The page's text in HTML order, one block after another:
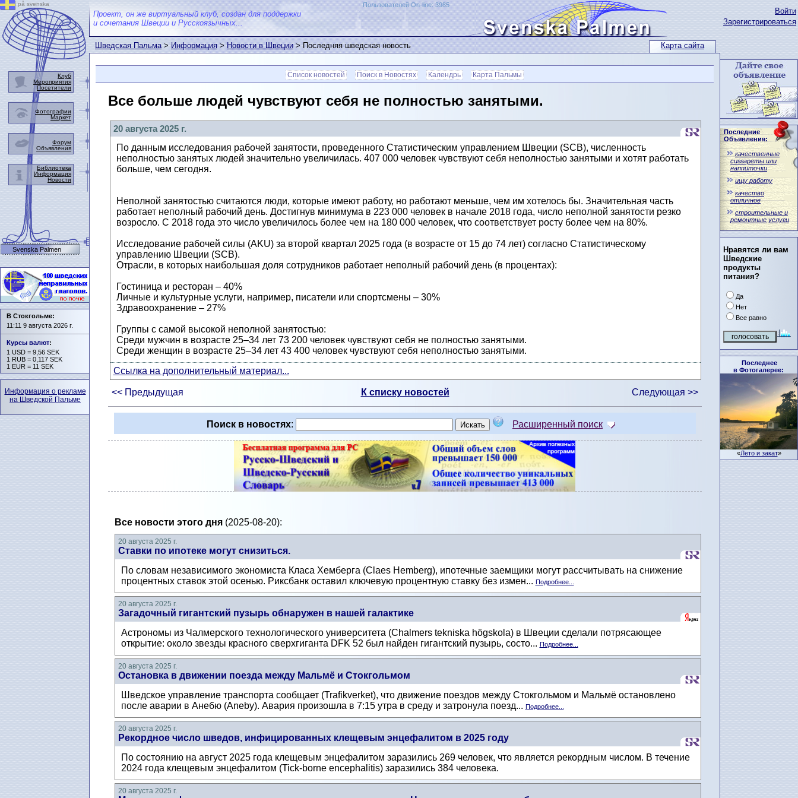
Карта сайта
Войти
Зарегистрироваться
Последние
Объявления:
качественные
сиггареты или
наппиточки
ищу работу
качество
отличное
строительные и
ремонтные услуги
Нравятся ли вам
Шведские
продукты
питания?
Да
Нет
Все равно
Последнее
в Фотогалерее:
«Лето и закат»
Проект, он же виртуальный клуб, создан для поддержки
и сочетания Швеции и Русскоязычных...
Пользователей On-line: 3985
Шведская Пальма>Информация>Новости в Швеции> Последняя шведская новость
Список новостей Поиск в Новостях Календрь Карта Пальмы
Все больше людей чувствуют себя не полностью занятыми.
20 августа 2025 г.
По данным исследования рабочей занятости, проведенного Статистическим управлением Швеции (SCB), численность
неполностью занятых людей значительно увеличилась. 407 000 человек чувствуют себя неполностью занятыми и хотят работать
больше, чем сегодня.
Неполной занятостью считаются люди, которые имеют работу, но работают меньше, чем им хотелось бы. Значительная часть
работает неполный рабочий день. Достигнув минимума в 223 000 человек в начале 2018 года, число неполной занятости резко
возросло. С 2018 года это число увеличилось более чем на 180 000 человек, что соответствует росту более чем на 80%.
Исследование рабочей силы (AKU) за второй квартал 2025 года (в возрасте от 15 до 74 лет) согласно Статистическому
управлению Швеции (SCB).
Отрасли, в которых наибольшая доля сотрудников работает неполный рабочий день (в процентах):
Гостиница и ресторан – 40%
Личные и культурные услуги, например, писатели или спортсмены – 30%
Здравоохранение – 27%
Группы с самой высокой неполной занятостью:
Среди мужчин в возрасте 25–34 лет 73 200 человек чувствуют себя не полностью занятыми.
Среди женщин в возрасте 25–34 лет 43 400 человек чувствуют себя неполностью занятыми.
Ссылка на дополнительный материал...
<< Предыдущая К списку новостей Следующая >>
Поиск в новостях: Расширенный поиск
Все новости этого дня(2025-08-20):
20 августа 2025 г.
Ставки по ипотеке могут снизиться.
По словам независимого экономиста Класа Хемберга (Claes Hemberg), ипотечные заемщики могут рассчитывать на снижение
процентных ставок этой осенью. Риксбанк оставил ключевую процентную ставку без измен... Подробнее...
20 августа 2025 г.
Загадочный гигантский пузырь обнаружен в нашей галактике
Астрономы из Чалмерского технологического университета (Chalmers tekniska högskola) в Швеции сделали потрясающее
открытие: около звезды красного сверхгиганта DFK 52 был найден гигантский пузырь, состо... Подробнее...
20 августа 2025 г.
Остановка в движении поезда между Мальмё и Стокгольмом
Шведское управление транспорта сообщает (Trafikverket), что движение поездов между Стокгольмом и Мальмё остановлено
после аварии в Анебю (Aneby). Авария произошла в 7:15 утра в среду и затронула поезд... Подробнее...
20 августа 2025 г.
Рекордное число шведов, инфицированных клещевым энцефалитом в 2025 году
По состоянию на август 2025 года клещевым энцефалитом заразились 269 человек, что является рекордным числом. В течение
2024 года клещевым энцефалитом (Tick-borne encephalitis) заразились 384 человека.
20 августа 2025 г.
på svenska
Клуб
Мероприятия
Посетители
Фотографии
Маркет
Форум
Объявления
Библиотека
Информация
Новости
Svenska Palmen
В Стокгольме:
11:11 9 августа 2026 г.
Курсы валют:
1 USD = 9,56 SEK
1 RUB = 0,117 SEK
1 EUR = 11 SEK
Информация о рекламе
на Шведской Пальме